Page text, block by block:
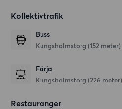
Kollektivtrafik
Buss
Kungsholmstorg (152 meter)
Färja
Kungsholmstorg (226 meter)
Restauranger